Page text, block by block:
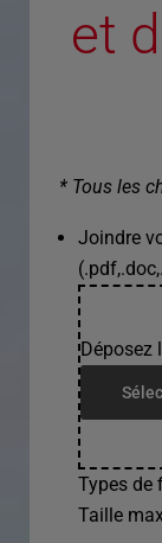
et
* Tous les
Joindre
Déposez
Types de
Taille